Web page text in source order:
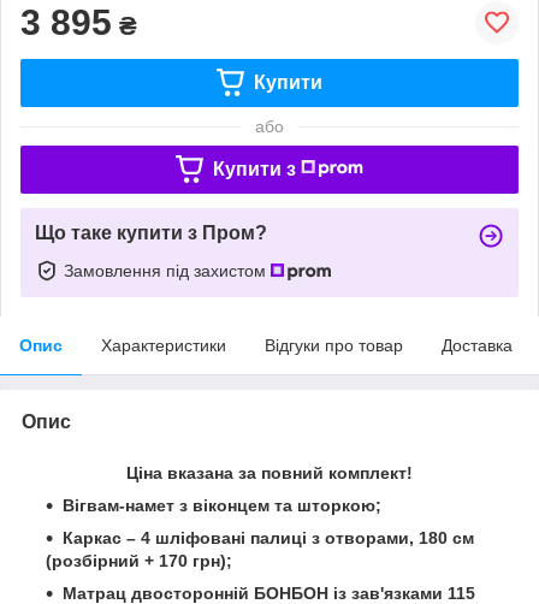
3 895 ₴
Купити
або
Купити з
Що таке купити з Пром?
Замовлення під захистом
Опис Характеристики Відгуки про товар Доставка
Опис
Ціна вказана за повний комплект!
Вігвам-намет з віконцем та шторкою;
Каркас – 4 шліфовані палиці з отворами, 180 см
(розбірний + 170 грн);
Матрац двосторонній БОНБОН із зав'язками 115